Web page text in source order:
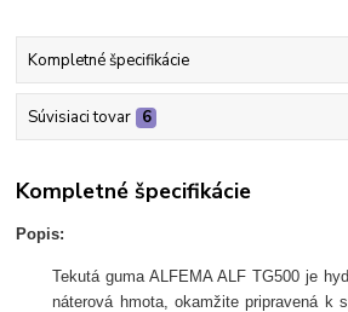
Kompletné špecifikácie
Súvisiaci tovar 6
Kompletné špecifikácie
Popis:
Tekutá guma ALFEMA ALF TG500 je
náterová hmota, okamžite pripravená k